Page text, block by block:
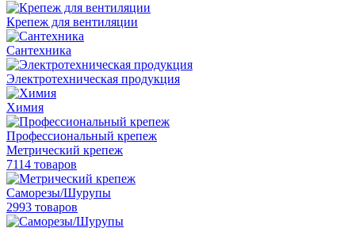
Крепеж для вентиляции
Сантехника
Электротехническая продукция
Химия
Профессиональный крепеж
Метрический крепеж
7114 товаров
Саморезы/Шурупы
2993 товаров